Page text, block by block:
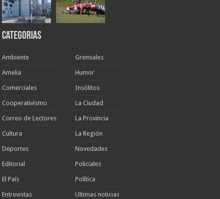
Categorias
Ambiente
Amelia
Comerciales
Cooperativismo
Correo de Lectores
Cultura
Deportes
Editorial
El País
Entrevistas
Gremiales
Humor
Insólitos
La Ciudad
La Provincia
La Región
Novedades
Policiales
Política
Ultimas noticias